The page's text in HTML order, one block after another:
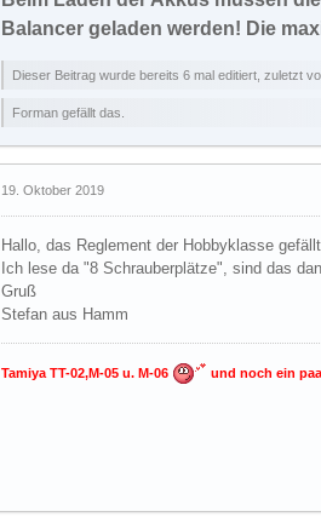
Balancer geladen werden! Die
Dieser Beitrag wurde bereits 6 mal editiert, zuletzt
Forman gefällt das.
19. Oktober 2019
Hallo, das Reglement der Hobbyklasse
Ich lese da "8 Schrauberplätze", sind das
Gruß
Stefan aus Hamm
Tamiya TT-02,M-05 u. M-06 und noch ein